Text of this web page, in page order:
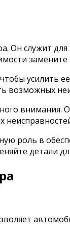
Он служит
замените
усилить
возможных
внимания.
роль в
детали